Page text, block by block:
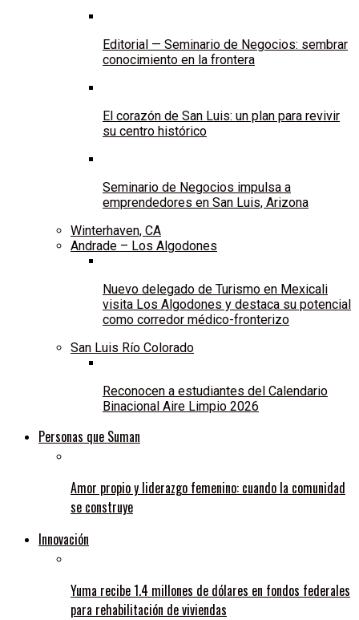
Editorial — Seminario de Negocios: sembrar
conocimiento en la frontera
El corazón de San Luis: un plan para revivir
su centro histórico
Seminario de Negocios impulsa a
emprendedores en San Luis, Arizona
Winterhaven, CA
Andrade – Los Algodones
Nuevo delegado de Turismo en Mexicali
visita Los Algodones y destaca su potencial
como corredor médico-fronterizo
San Luis Río Colorado
Reconocen a estudiantes del Calendario
Binacional Aire Limpio 2026
Personas que Suman
Amor propio y liderazgo femenino: cuando la comunidad
se construye
Innovación
Yuma recibe 1.4 millones de dólares en fondos federales
para rehabilitación de viviendas